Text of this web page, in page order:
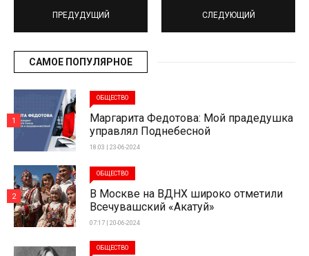
ПРЕДУДУЩИЙ СЛЕДУЮЩИЙ
САМОЕ ПОПУЛЯРНОЕ
ОБЩЕСТВО
Маргарита Федотова: Мой прадедушка
управлял Поднебесной
18:03 | 23-06-2024
1
ОБЩЕСТВО
В Москве на ВДНХ широко отметили
Всечувашский «Акатуй»
07:17 | 20-06-2024
2
ОБЩЕСТВО